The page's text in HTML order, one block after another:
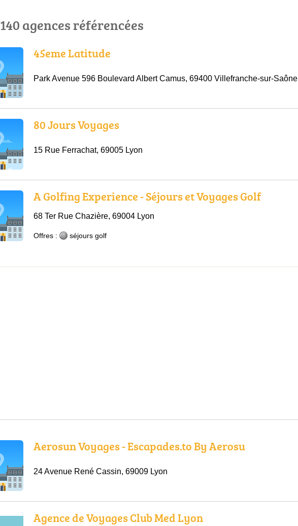
140 agences référencées
45eme Latitude
Park Avenue 596 Boulevard Albert Camus, 69400 Villefranche-sur-Saône
80 Jours Voyages
15 Rue Ferrachat, 69005 Lyon
A Golfing Experience - Séjours et Voyages Golf
68 Ter Rue Chazière, 69004 Lyon
Offres : séjours golf
Aerosun Voyages - Escapades.to By Aerosu
24 Avenue René Cassin, 69009 Lyon
Agence de Voyages Club Med Lyon